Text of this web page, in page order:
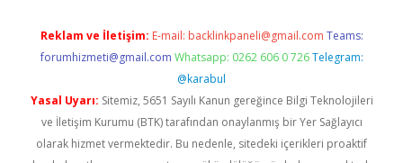
Reklam ve İletişim: E-mail: backlinkpaneli@gmail.com Teams:
forumhizmeti@gmail.com Whatsapp: 0262 606 0 726 Telegram:
@karabul
Yasal Uyarı: Sitemiz, 5651 Sayılı Kanun gereğince Bilgi Teknolojileri
ve İletişim Kurumu (BTK) tarafından onaylanmış bir Yer Sağlayıcı
olarak hizmet vermektedir. Bu nedenle, sitedeki içerikleri proaktif